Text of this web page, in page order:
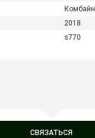
Комбайн
2018
s770
СВЯЗАТЬСЯ